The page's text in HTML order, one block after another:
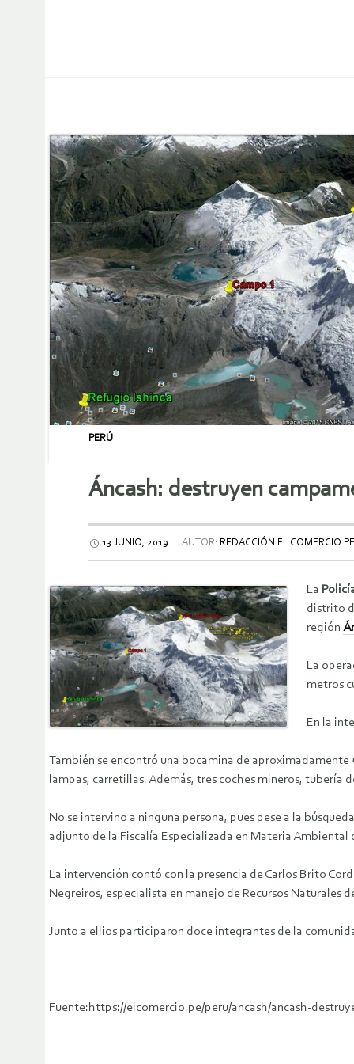
PERÚ
Áncash: destruyen
13 JUNIO, 2019 AUTOR: REDACCIÓN EL COMERCIO.PE
La
distrito
región
La
metros
En la
También se encontró una bocamina de
lampas, carretillas. Además, tres coches mineros,
No se intervino a ninguna persona, pues pese a la
adjunto de la Fiscalía Especializada en Materia Ambiental
La intervención contó con la presencia de Carlos Brito
Negreiros, especialista en manejo de Recursos Naturales
Junto a ellios participaron doce integrantes de la
Fuente:https://elcomercio.pe/peru/ancash/ancash-